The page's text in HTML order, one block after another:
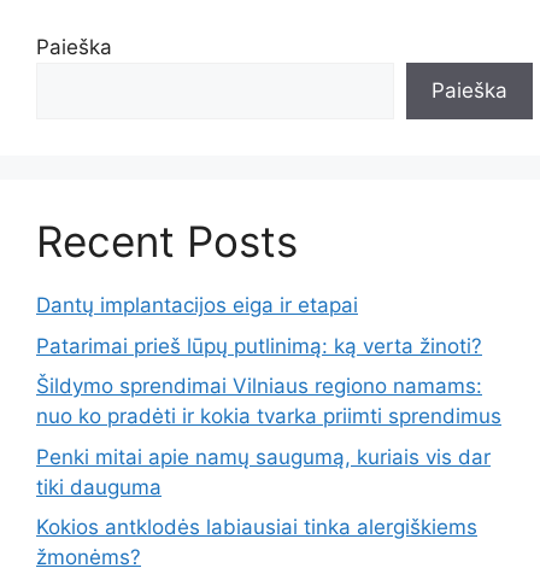
Paieška
Paieška
Recent Posts
Dantų implantacijos eiga ir etapai
Patarimai prieš lūpų putlinimą: ką verta žinoti?
Šildymo sprendimai Vilniaus regiono namams:
nuo ko pradėti ir kokia tvarka priimti sprendimus
Penki mitai apie namų saugumą, kuriais vis dar
tiki dauguma
Kokios antklodės labiausiai tinka alergiškiems
žmonėms?